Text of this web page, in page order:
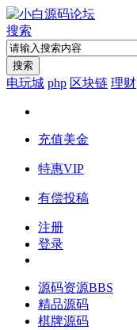
搜索
搜索
电玩城 php 区块链 理财
充值美金
特惠VIP
有偿投稿
注册
登录
源码资源BBS
精品源码
棋牌源码